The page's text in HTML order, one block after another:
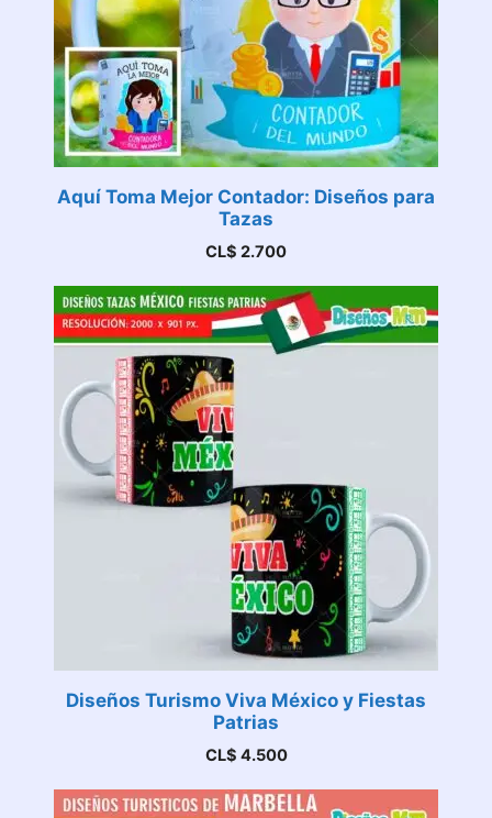
Aquí Toma Mejor Contador: Diseños para
Tazas
CL$ 2.700
Diseños Turismo Viva México y Fiestas
Patrias
CL$ 4.500